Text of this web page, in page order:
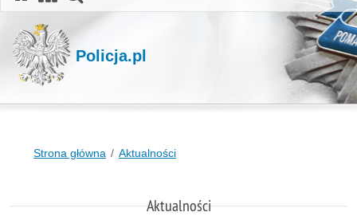
Policja.pl
Strona główna Aktualności
Aktualności